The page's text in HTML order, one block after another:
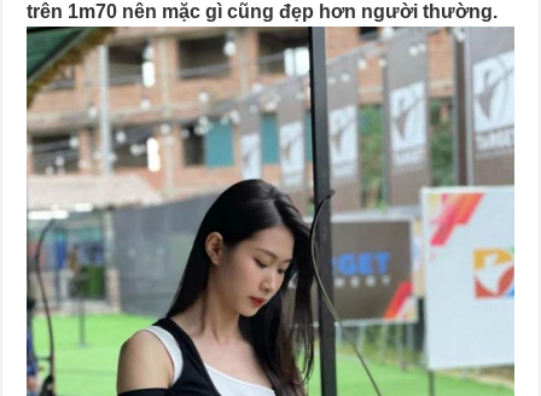
trên 1m70 nên mặc gì cũng đẹp hơn người thường.